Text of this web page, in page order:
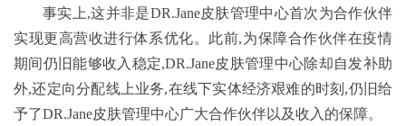
事实上,这并非是DR.Jane皮肤管理中心首次为合作伙伴
实现更高营收进行体系优化。此前,为保障合作伙伴在疫情
期间仍旧能够收入稳定,DR.Jane皮肤管理中心除却自发补助
外,还定向分配线上业务,在线下实体经济艰难的时刻,仍旧给
予了DR.Jane皮肤管理中心广大合作伙伴以及收入的保障。